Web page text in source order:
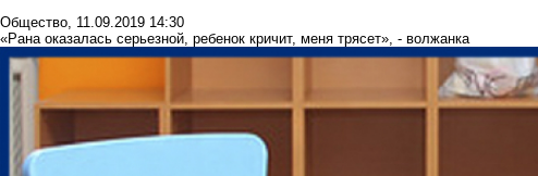
Общество, 11.09.2019 14:30
«Рана оказалась серьезной, ребенок кричит, меня трясет», - волжанка